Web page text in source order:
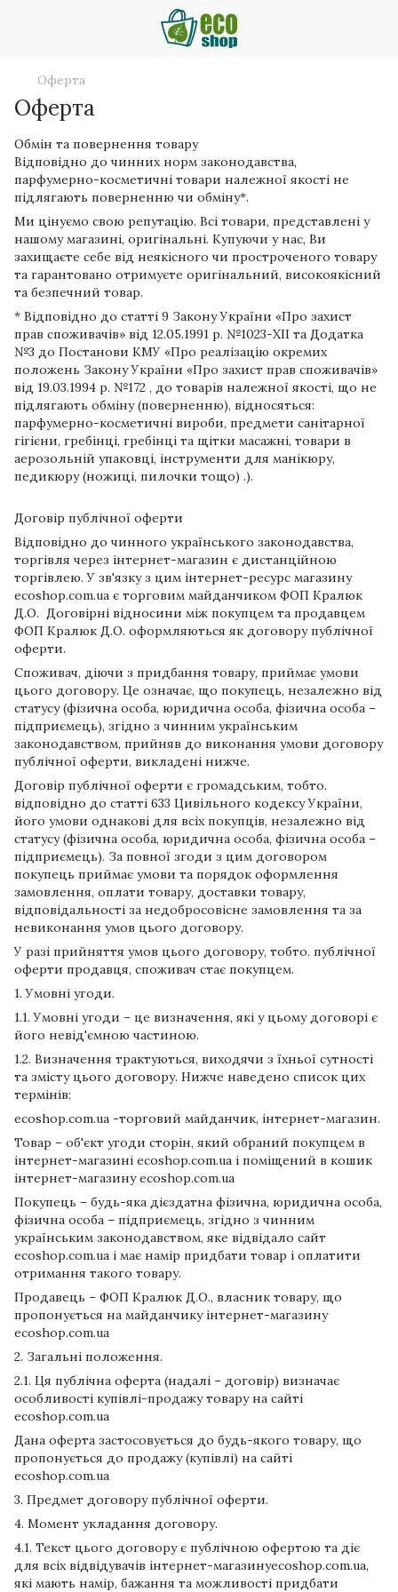
Оферта
Оферта
Обмін та повернення товару
Відповідно до чинних норм законодавства,
парфумерно-косметичні товари належної якості не
підлягають поверненню чи обміну*.
Ми цінуємо свою репутацію. Всі товари, представлені у
нашому магазині, оригінальні. Купуючи у нас, Ви
захищаєте себе від неякісного чи простроченого товару
та гарантовано отримуєте оригінальний, високоякісний
та безпечний товар.
* Відповідно до статті 9 Закону України «Про захист
прав споживачів» від 12.05.1991 р. №1023-ХІІ та Додатка
№3 до Постанови КМУ «Про реалізацію окремих
положень Закону України «Про захист прав споживачів»
від 19.03.1994 р. №172 , до товарів належної якості, що не
підлягають обміну (поверненню), відносяться:
парфумерно-косметичні вироби, предмети санітарної
гігієни, гребінці, гребінці та щітки масажні, товари в
аерозольній упаковці, інструменти для манікюру,
педикюру (ножиці, пилочки тощо) .).
Договір публічної оферти
Відповідно до чинного українського законодавства,
торгівля через інтернет-магазин є дистанційною
торгівлею. У зв'язку з цим інтернет-ресурс магазину
ecoshop.com.ua є торговим майданчиком ФОП Кралюк
Д.О. Договірні відносини між покупцем та продавцем
ФОП Кралюк Д.О. оформляються як договору публічної
оферти.
Споживач, діючи з придбання товару, приймає умови
цього договору. Це означає, що покупець, незалежно від
статусу (фізична особа, юридична особа, фізична особа –
підприємець), згідно з чинним українським
законодавством, прийняв до виконання умови договору
публічної оферти, викладені нижче.
Договір публічної оферти є громадським, тобто.
відповідно до статті 633 Цивільного кодексу України,
його умови однакові для всіх покупців, незалежно від
статусу (фізична особа, юридична особа, фізична особа –
підприємець). За повної згоди з цим договором
покупець приймає умови та порядок оформлення
замовлення, оплати товару, доставки товару,
відповідальності за недобросовісне замовлення та за
невиконання умов цього договору.
У разі прийняття умов цього договору, тобто. публічної
оферти продавця, споживач стає покупцем.
1. Умовні угоди.
1.1. Умовні угоди – це визначення, які у цьому договорі є
його невід'ємною частиною.
1.2. Визначення трактуються, виходячи з їхньої сутності
та змісту цього договору. Нижче наведено список цих
термінів:
ecoshop.com.ua -торговий майданчик, інтернет-магазин.
Товар – об'єкт угоди сторін, який обраний покупцем в
інтернет-магазині ecoshop.com.ua і поміщений в кошик
інтернет-магазину ecoshop.com.ua
Покупець – будь-яка дієздатна фізична, юридична особа,
фізична особа – підприємець, згідно з чинним
українським законодавством, яке відвідало сайт
ecoshop.com.ua і має намір придбати товар і оплатити
отримання такого товару.
Продавець – ФОП Кралюк Д.О., власник товару, що
пропонується на майданчику інтернет-магазину
ecoshop.com.ua
2. Загальні положення.
2.1. Ця публічна оферта (надалі – договір) визначає
особливості купівлі-продажу товару на сайті
ecoshop.com.ua
Дана оферта застосовується до будь-якого товару, що
пропонується до продажу (купівлі) на сайті
ecoshop.com.ua
3. Предмет договору публічної оферти.
4. Момент укладання договору.
4.1. Текст цього договору є публічною офертою та діє
для всіх відвідувачів інтернет-магазинуecoshop.com.ua,
які мають намір, бажання та можливості придбати